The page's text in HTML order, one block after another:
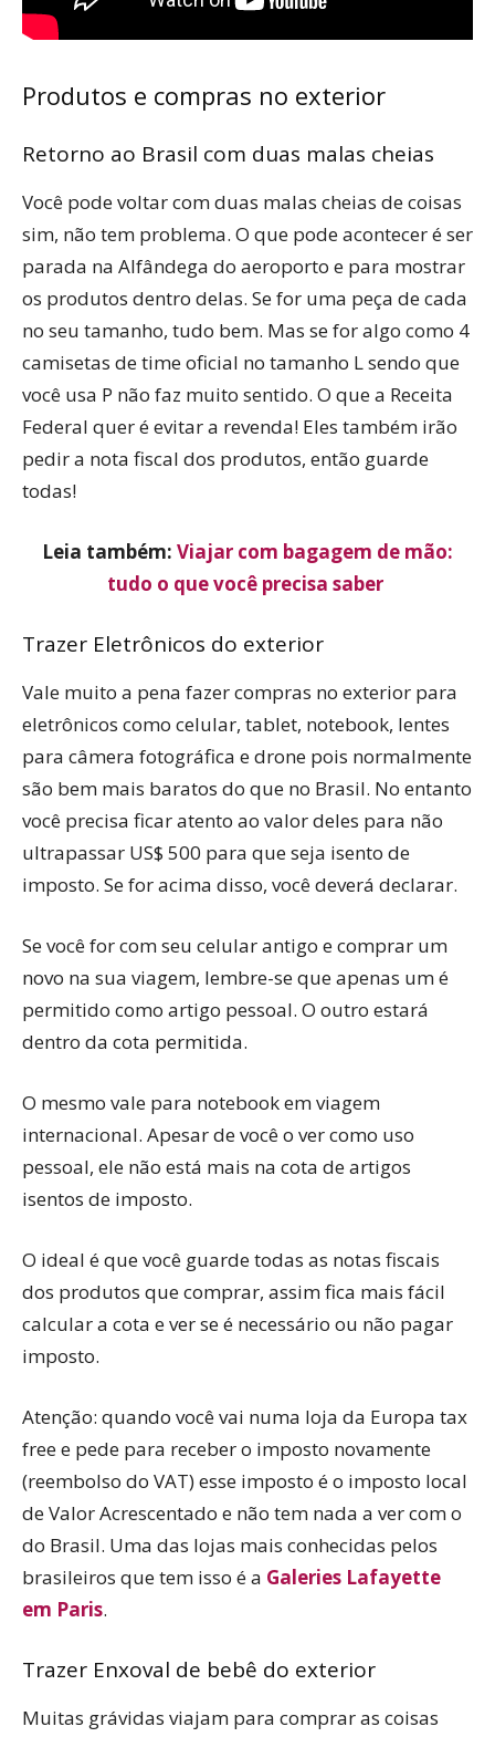
Produtos e compras no exterior
Retorno ao Brasil com duas malas cheias
Você pode voltar com duas malas cheias de coisas
sim, não tem problema. O que pode acontecer é ser
parada na Alfândega do aeroporto e para mostrar
os produtos dentro delas. Se for uma peça de cada
no seu tamanho, tudo bem. Mas se for algo como 4
camisetas de time oficial no tamanho L sendo que
você usa P não faz muito sentido. O que a Receita
Federal quer é evitar a revenda! Eles também irão
pedir a nota fiscal dos produtos, então guarde
todas!
Leia também: Viajar com bagagem de mão:
tudo o que você precisa saber
Trazer Eletrônicos do exterior
Vale muito a pena fazer compras no exterior para
eletrônicos como celular, tablet, notebook, lentes
para câmera fotográfica e drone pois normalmente
são bem mais baratos do que no Brasil. No entanto
você precisa ficar atento ao valor deles para não
ultrapassar US$ 500 para que seja isento de
imposto. Se for acima disso, você deverá declarar.
Se você for com seu celular antigo e comprar um
novo na sua viagem, lembre-se que apenas um é
permitido como artigo pessoal. O outro estará
dentro da cota permitida.
O mesmo vale para notebook em viagem
internacional. Apesar de você o ver como uso
pessoal, ele não está mais na cota de artigos
isentos de imposto.
O ideal é que você guarde todas as notas fiscais
dos produtos que comprar, assim fica mais fácil
calcular a cota e ver se é necessário ou não pagar
imposto.
Atenção: quando você vai numa loja da Europa tax
free e pede para receber o imposto novamente
(reembolso do VAT) esse imposto é o imposto local
de Valor Acrescentado e não tem nada a ver com o
do Brasil. Uma das lojas mais conhecidas pelos
brasileiros que tem isso é a Galeries Lafayette
em Paris.
Trazer Enxoval de bebê do exterior
Muitas grávidas viajam para comprar as coisas